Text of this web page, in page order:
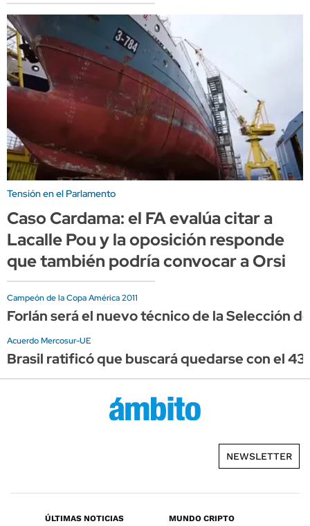
Tensión en el Parlamento
Caso Cardama: el FA evalúa citar a
Lacalle Pou y la oposición responde
que también podría convocar a Orsi
Campeón de la Copa América 2011
Forlán será el nuevo técnico de la Selección
Acuerdo Mercosur-UE
Brasil ratificó que buscará quedarse con el
NEWSLETTER
ÚLTIMAS NOTICIAS MUNDO CRIPTO